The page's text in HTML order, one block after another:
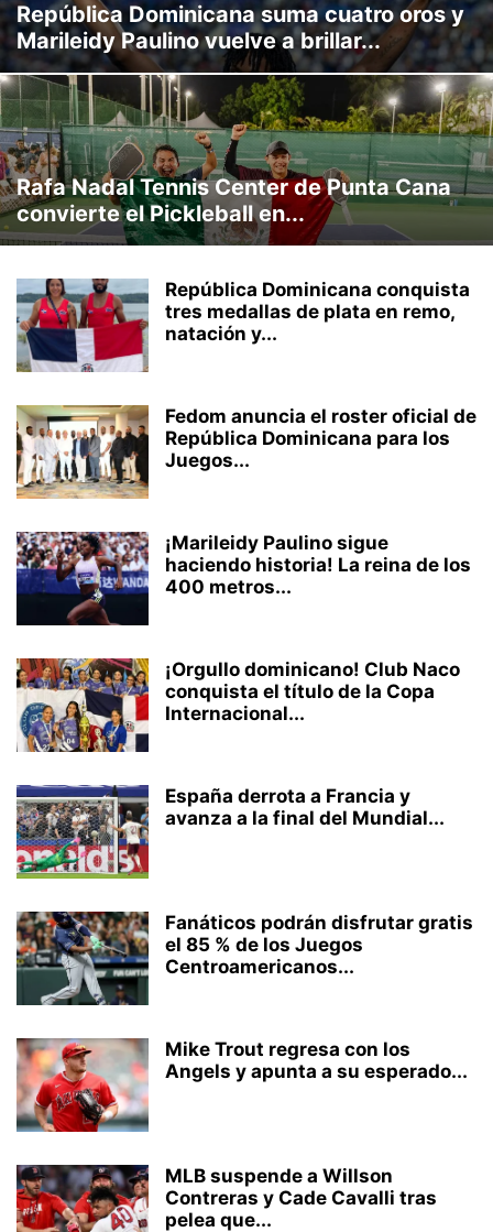
CLIMA LABORAL CULTURA CURIOSIDADES DEPORTES
ECONOMÍA EFEMERIDES EMPRENDIMIENTO ENTRETENIMIENTO
INTERNACIONAL INVERSION MARKETING MEDIO AMBIENTE
MUNDO MUSICA NACIONAL NEGOCIOS OPINIÓN POLITICA
PROVINCIALES REDES SOCIALES SOCIALES STREAMING
TECNOLOGÍA TRANSITO TU SALUD TURISMO VEHICULOS
VIDEOJUEGOS VIRALES
República Dominicana suma cuatro oros y
Marileidy Paulino vuelve a brillar...
Rafa Nadal Tennis Center de Punta Cana
convierte el Pickleball en...
República Dominicana conquista
tres medallas de plata en remo,
natación y...
Fedom anuncia el roster oficial de
República Dominicana para los
Juegos...
¡Marileidy Paulino sigue
haciendo historia! La reina de los
400 metros...
¡Orgullo dominicano! Club Naco
conquista el título de la Copa
Internacional...
España derrota a Francia y
avanza a la final del Mundial...
Fanáticos podrán disfrutar gratis
el 85 % de los Juegos
Centroamericanos...
Mike Trout regresa con los
Angels y apunta a su esperado...
MLB suspende a Willson
Contreras y Cade Cavalli tras
pelea que...